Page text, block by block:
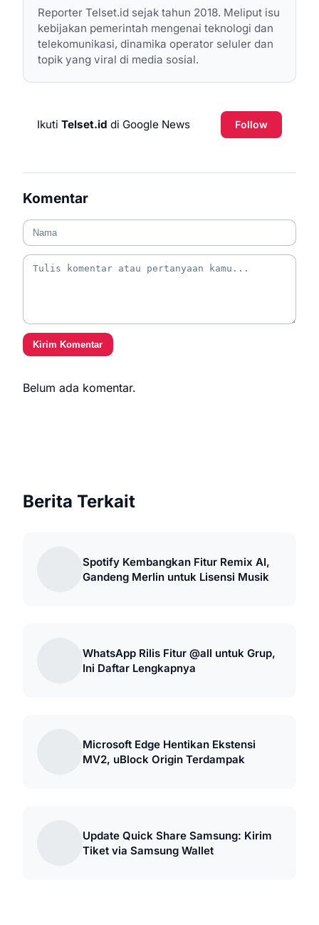
Reporter Telset.id sejak tahun 2018. Meliput isu
kebijakan pemerintah mengenai teknologi dan
telekomunikasi, dinamika operator seluler dan
topik yang viral di media sosial.
Ikuti Telset.id di Google News Follow
Komentar
Kirim Komentar
Belum ada komentar.
Berita Terkait
Spotify Kembangkan Fitur Remix AI,
Gandeng Merlin untuk Lisensi Musik
WhatsApp Rilis Fitur @all untuk Grup,
Ini Daftar Lengkapnya
Microsoft Edge Hentikan Ekstensi
MV2, uBlock Origin Terdampak
Update Quick Share Samsung: Kirim
Tiket via Samsung Wallet